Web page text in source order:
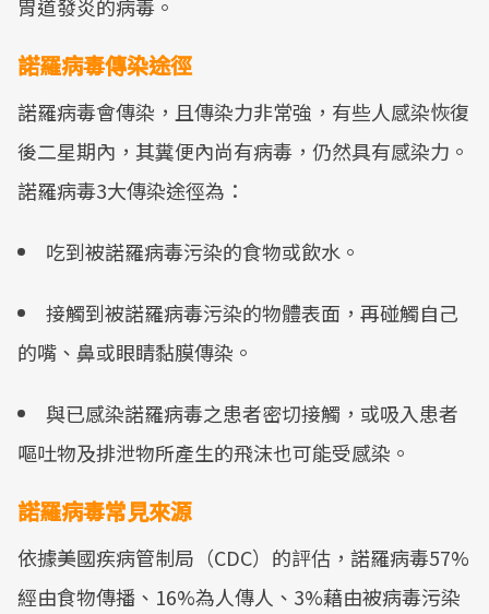
胃道發炎的病毒。
諾羅病毒傳染途徑
諾羅病毒會傳染，且傳染力非常強，有些人感染恢復
後二星期內，其糞便內尚有病毒，仍然具有感染力。
諾羅病毒3大傳染途徑為：
吃到被諾羅病毒污染的食物或飲水。
接觸到被諾羅病毒污染的物體表面，再碰觸自己
的嘴、鼻或眼睛黏膜傳染。
與已感染諾羅病毒之患者密切接觸，或吸入患者
嘔吐物及排泄物所產生的飛沫也可能受感染。
諾羅病毒常見來源
依據美國疾病管制局（CDC）的評估，諾羅病毒57%
經由食物傳播、16%為人傳人、3%藉由被病毒污染